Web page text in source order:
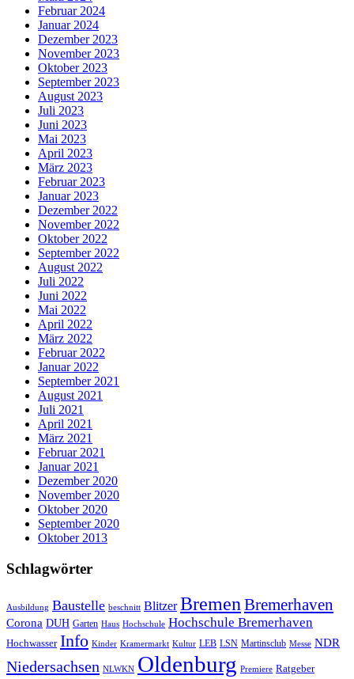
Februar 2024
Januar 2024
Dezember 2023
November 2023
Oktober 2023
September 2023
August 2023
Juli 2023
Juni 2023
Mai 2023
April 2023
März 2023
Februar 2023
Januar 2023
Dezember 2022
November 2022
Oktober 2022
September 2022
August 2022
Juli 2022
Juni 2022
Mai 2022
April 2022
März 2022
Februar 2022
Januar 2022
September 2021
August 2021
Juli 2021
April 2021
März 2021
Februar 2021
Januar 2021
Dezember 2020
November 2020
Oktober 2020
September 2020
Oktober 2013
Schlagwörter
Ausbildung Baustelle beschnitt Blitzer Bremen Bremerhaven
Corona DUH Garten Haus Hochschule Hochschule Bremerhaven
Hochwasser Info Kinder Kramermarkt Kultur LEB LSN Martinsclub Messe NDR
Niedersachsen NLWKN Oldenburg Premiere Ratgeber